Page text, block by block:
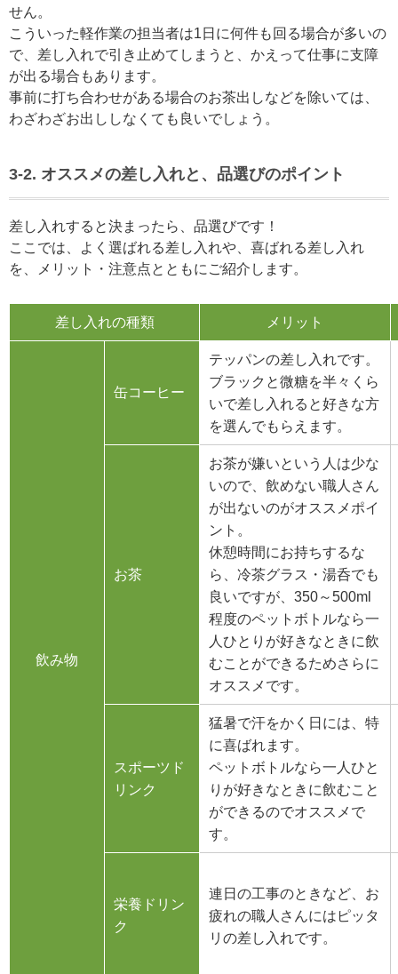
せん。
こういった軽作業の担当者は1日に何件も回る場合が多いの
で、差し入れで引き止めてしまうと、かえって仕事に支障
が出る場合もあります。
事前に打ち合わせがある場合のお茶出しなどを除いては、
わざわざお出ししなくても良いでしょう。
3-2. オススメの差し入れと、品選びのポイント
差し入れすると決まったら、品選びです！
ここでは、よく選ばれる差し入れや、喜ばれる差し入れ
を、メリット・注意点とともにご紹介します。
差し入れの種類 メリット
飲み物
缶コーヒー
テッパンの差し入れです。
ブラックと微糖を半々くら
いで差し入れると好きな方
を選んでもらえます。
お茶
お茶が嫌いという人は少な
いので、飲めない職人さん
が出ないのがオススメポイ
ント。
休憩時間にお持ちするな
ら、冷茶グラス・湯呑でも
良いですが、350～500ml
程度のペットボトルなら一
人ひとりが好きなときに飲
むことができるためさらに
オススメです。
スポーツド
リンク
猛暑で汗をかく日には、特
に喜ばれます。
ペットボトルなら一人ひと
りが好きなときに飲むこと
ができるのでオススメで
す。
栄養ドリン
ク
連日の工事のときなど、お
疲れの職人さんにはピッタ
リの差し入れです。